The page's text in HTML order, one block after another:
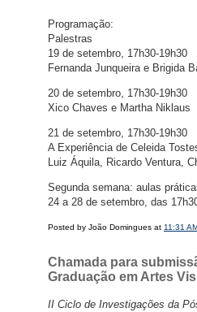
Programação:
Palestras
19 de setembro, 17h30-19h30
Fernanda Junqueira e Brigida
20 de setembro, 17h30-19h30
Xico Chaves e Martha Niklaus
21 de setembro, 17h30-19h30
A Experiência de Celeida
Luiz Áquila, Ricardo Ventura,
Segunda semana: aulas
24 a 28 de setembro, das
Posted by João Domingues at 11:31
Chamada para
Graduação em Artes
II Ciclo de Investigações da